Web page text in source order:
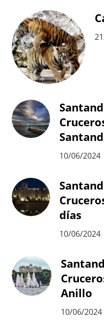
10/06/2024
días
10/06/2024
Anillo
10/06/2024